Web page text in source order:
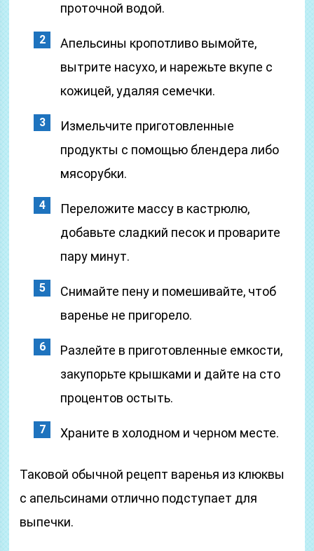
проточной водой.
Апельсины кропотливо вымойте,
вытрите насухо, и нарежьте вкупе с
кожицей, удаляя семечки.
Измельчите приготовленные
продукты с помощью блендера либо
мясорубки.
Переложите массу в кастрюлю,
добавьте сладкий песок и проварите
пару минут.
Снимайте пену и помешивайте, чтоб
варенье не пригорело.
Разлейте в приготовленные емкости,
закупорьте крышками и дайте на сто
процентов остыть.
Храните в холодном и черном месте.
Таковой обычной рецепт варенья из клюквы
с апельсинами отлично подступает для
выпечки.